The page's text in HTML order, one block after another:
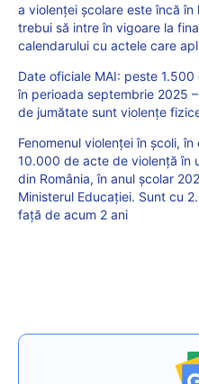
a violenței școlare este încă
trebui să intre în vigoare la
calendarului cu actele care
Date oficiale MAI: peste
în perioada septembrie 2025
de jumătate sunt violențe
Fenomenul violenței în școli,
10.000 de acte de violență în
din România, în anul școlar
Ministerul Educației. Sunt cu
față de acum 2 ani